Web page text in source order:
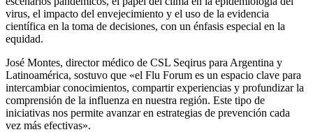
virus, el impacto del envejecimiento y el uso de la evidencia
científica en la toma de decisiones, con un énfasis especial en la
equidad.
José Montes, director médico de CSL Seqirus para Argentina y
Latinoamérica, sostuvo que «el Flu Forum es un espacio clave para
intercambiar conocimientos, compartir experiencias y profundizar la
comprensión de la influenza en nuestra región. Este tipo de
iniciativas nos permite avanzar en estrategias de prevención cada
vez más efectivas».